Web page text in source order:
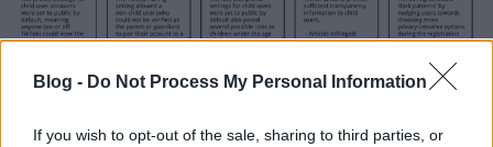
Blog - Do Not Process My Personal Information
If you wish to opt-out of the sale, sharing to third parties, or